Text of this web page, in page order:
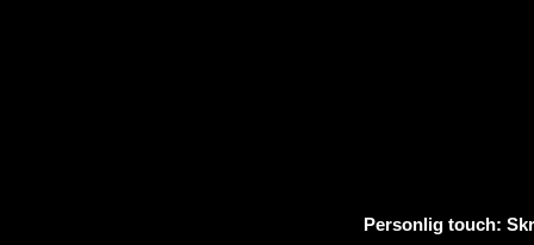
Personlig touch: